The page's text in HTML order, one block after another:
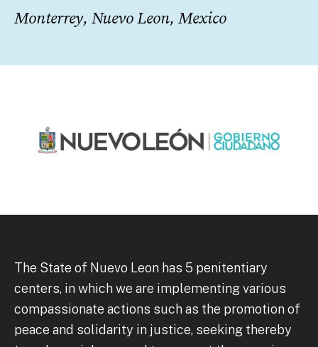
Monterrey, Nuevo Leon, Mexico
The State of Nuevo Leon has 5 penitentiary
centers, in which we are implementing various
compassionate actions such as the promotion of
peace and solidarity in justice, seeking thereby